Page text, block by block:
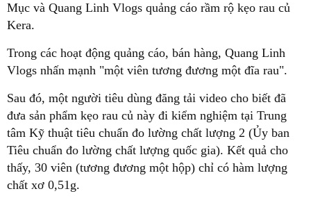
Mục và Quang Linh Vlogs quảng cáo rầm rộ kẹo rau củ
Kera.
Trong các hoạt động quảng cáo, bán hàng, Quang Linh
Vlogs nhấn mạnh "một viên tương đương một đĩa rau".
Sau đó, một người tiêu dùng đăng tải video cho biết đã
đưa sản phẩm kẹo rau củ này đi kiểm nghiệm tại Trung
tâm Kỹ thuật tiêu chuẩn đo lường chất lượng 2 (Ủy ban
Tiêu chuẩn đo lường chất lượng quốc gia). Kết quả cho
thấy, 30 viên (tương đương một hộp) chỉ có hàm lượng
chất xơ 0,51g.